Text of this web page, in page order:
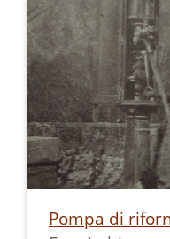
e la birra "Lo
[La birra
rue des Allies".
aveva allora il
La stampa in
misura 10x7,5
seconda si
piano la
Emanuele
destra
Pompa di